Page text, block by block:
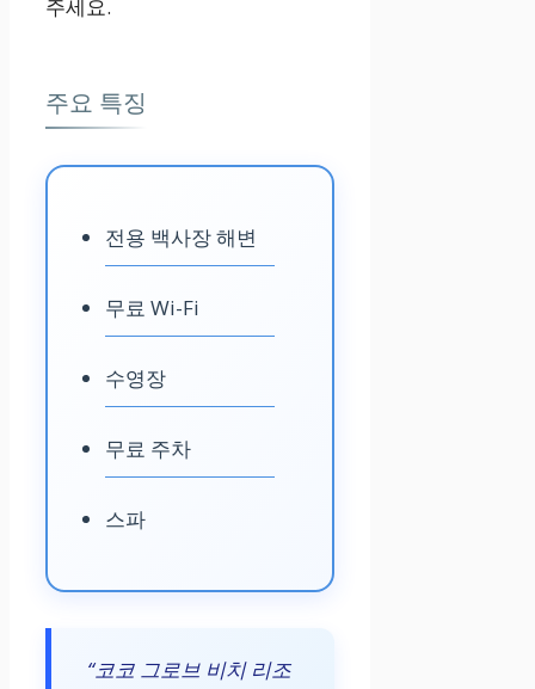
주세요.
주요 특징
전용 백사장 해변
무료 Wi-Fi
수영장
무료 주차
스파
“코코 그로브 비치 리조